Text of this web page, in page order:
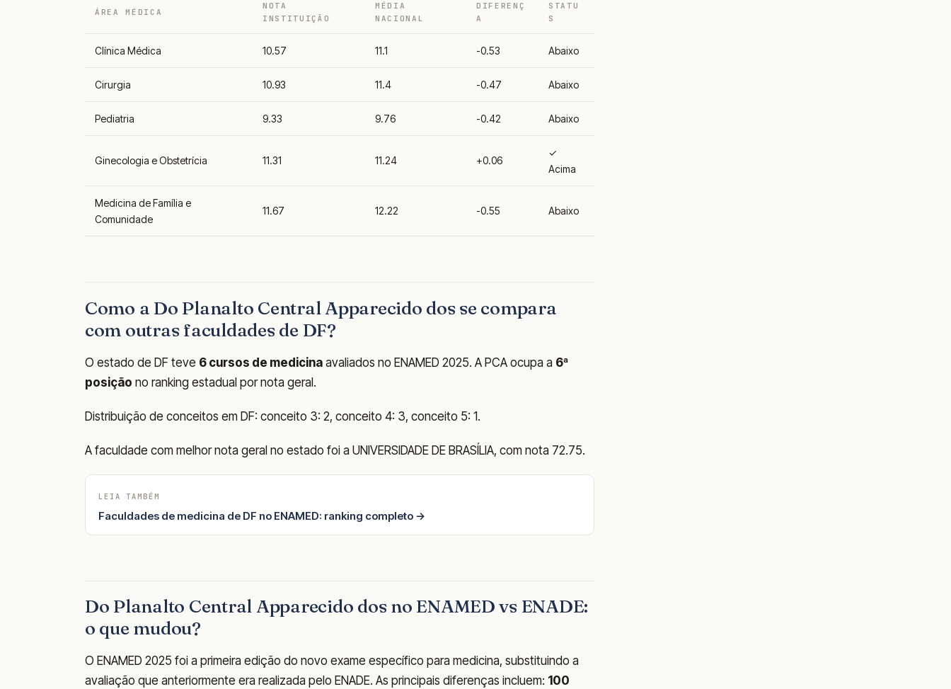
ÁREA MÉDICA
NOTA
INSTITUIÇÃO
MÉDIA
NACIONAL
DIFERENÇ
A
STATU
S
Clínica Médica 10.57 11.1 -0.53 Abaixo
Cirurgia 10.93 11.4 -0.47 Abaixo
Pediatria 9.33 9.76 -0.42 Abaixo
Ginecologia e Obstetrícia 11.31 11.24 +0.06
✓
Acima
Medicina de Família e
Comunidade
11.67 12.22 -0.55 Abaixo
Como a Do Planalto Central Apparecido dos se compara
com outras faculdades de DF?
O estado de DF teve 6 cursos de medicina avaliados no ENAMED 2025. A PCA ocupa a 6ª
posição no ranking estadual por nota geral.
Distribuição de conceitos em DF: conceito 3: 2, conceito 4: 3, conceito 5: 1.
A faculdade com melhor nota geral no estado foi a UNIVERSIDADE DE BRASÍLIA, com nota 72.75.
LEIA TAMBÉM
Faculdades de medicina de DF no ENAMED: ranking completo →
Do Planalto Central Apparecido dos no ENAMED vs ENADE:
o que mudou?
O ENAMED 2025 foi a primeira edição do novo exame específico para medicina, substituindo a
avaliação que anteriormente era realizada pelo ENADE. As principais diferenças incluem: 100